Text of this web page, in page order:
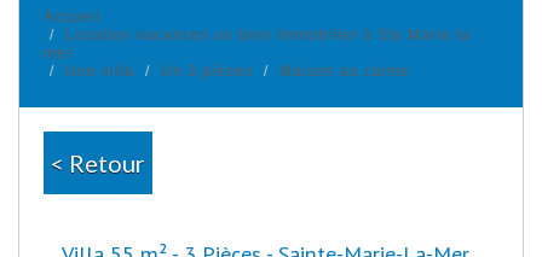
Accueil
Location vacances un bien immobilier à Ste Marie la
mer
Une villa
Un 3 pièces Maison au calme
< Retour